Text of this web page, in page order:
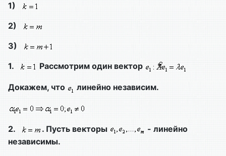
1)
2)
3)
1.
Рассмотрим один вектор
Докажем, что линейно независим.
2. . Пусть векторы
- линейно
независимы.